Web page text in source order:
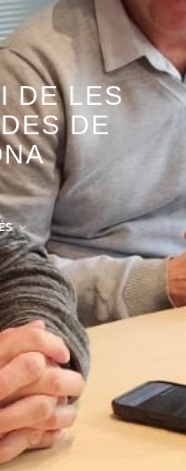
DE LES
DE